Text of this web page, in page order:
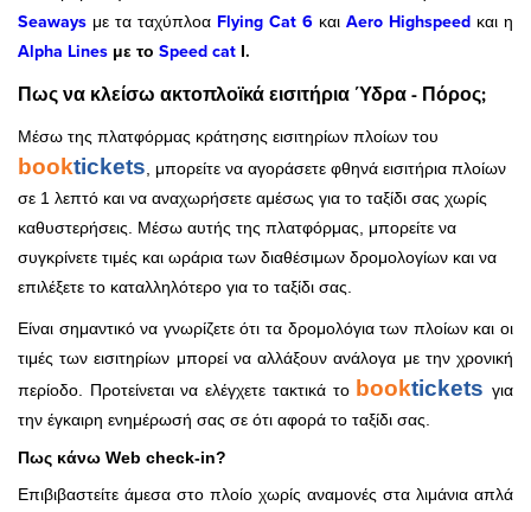
Seaways με τα ταχύπλοα Flying Cat 6 και Aero Highspeed και η
Alpha Lines με το Speed cat Ι.
Πως να κλείσω ακτοπλοϊκά εισιτήρια Ύδρα - Πόρος;
Μέσω της πλατφόρμας κράτησης εισιτηρίων πλοίων του
booktickets , μπορείτε να αγοράσετε φθηνά εισιτήρια πλοίων
σε 1 λεπτό και να αναχωρήσετε αμέσως για το ταξίδι σας χωρίς
καθυστερήσεις. Μέσω αυτής της πλατφόρμας, μπορείτε να
συγκρίνετε τιμές και ωράρια των διαθέσιμων δρομολογίων και να
επιλέξετε το καταλληλότερο για το ταξίδι σας.
Είναι σημαντικό να γνωρίζετε ότι τα δρομολόγια των πλοίων και οι
τιμές των εισιτηρίων μπορεί να αλλάξουν ανάλογα με την χρονική
περίοδο. Προτείνεται να ελέγχετε τακτικά το bookticketsγια
την έγκαιρη ενημέρωσή σας σε ότι αφορά το ταξίδι σας.
Πως κάνω Web check-in?
Επιβιβαστείτε άμεσα στο πλοίο χωρίς αναμονές στα λιμάνια απλά